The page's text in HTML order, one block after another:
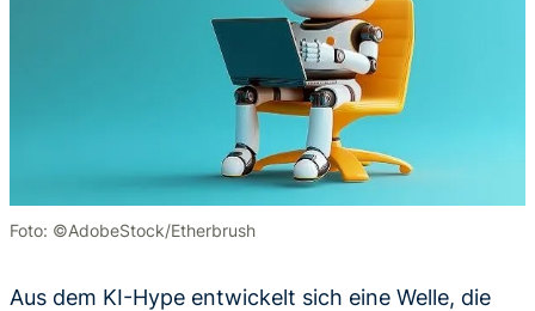
Foto: ©AdobeStock/Etherbrush
Aus dem KI-Hype entwickelt sich eine Welle, die